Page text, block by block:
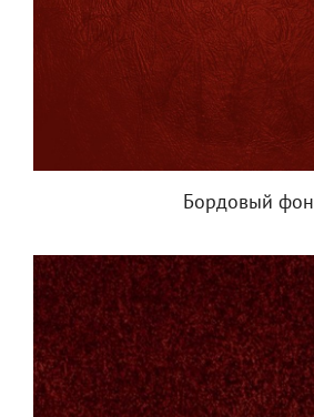
Бордовый фон